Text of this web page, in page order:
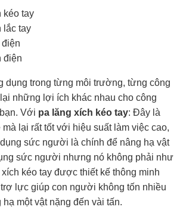
kéo tay
lắc tay
điện
điện
dụng trong từng môi trường, từng công
những lợi ích khác nhau cho công
Với pa lăng xích kéo tay: Đây là
mà lại rất tốt với hiệu suất làm việc cao,
sức người là chính để nâng hạ vật
sức người nhưng nó không phải như
kéo tay được thiết kế thông minh
lực giúp con người không tốn nhiều
một vật nặng đến vài tấn.